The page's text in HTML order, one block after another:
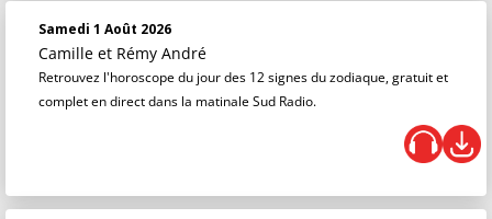
Samedi 1 Août 2026
Camille et Rémy André
Retrouvez l'horoscope du jour des 12 signes du zodiaque, gratuit et
complet en direct dans la matinale Sud Radio.